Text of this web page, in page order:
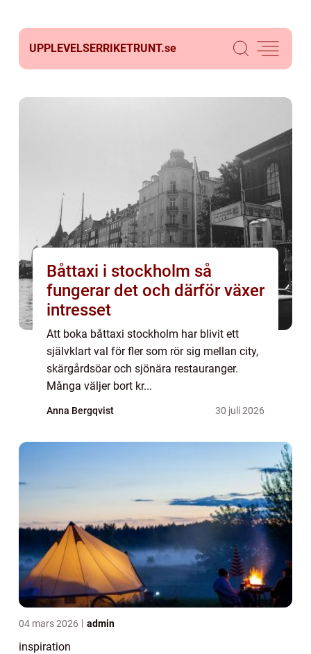
UPPLEVELSERRIKETRUNT.se
Båttaxi i stockholm så
fungerar det och därför växer
intresset
Att boka båttaxi stockholm har blivit ett
självklart val för fler som rör sig mellan city,
skärgårdsöar och sjönära restauranger.
Många väljer bort kr...
Anna Bergqvist 30 juli 2026
04 mars 2026 admin
inspiration